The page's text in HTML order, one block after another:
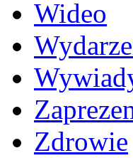
Wideo
Zdrowie